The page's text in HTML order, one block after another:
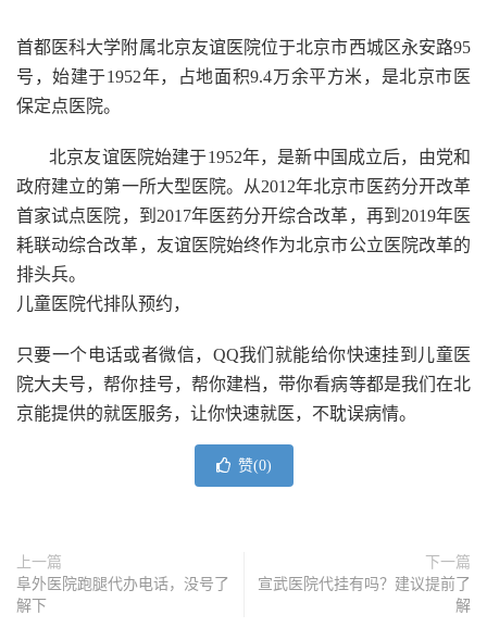
首都医科大学附属北京友谊医院位于北京市西城区永安路95
号，始建于1952年，占地面积9.4万余平方米，是北京市医
保定点医院。
北京友谊医院始建于1952年，是新中国成立后，由党和
政府建立的第一所大型医院。从2012年北京市医药分开改革
首家试点医院，到2017年医药分开综合改革，再到2019年医
耗联动综合改革，友谊医院始终作为北京市公立医院改革的
排头兵。
儿童医院代排队预约，
只要一个电话或者微信，QQ我们就能给你快速挂到儿童医
院大夫号，帮你挂号，帮你建档，带你看病等都是我们在北
京能提供的就医服务，让你快速就医，不耽误病情。
赞(0)
上一篇
阜外医院跑腿代办电话，没号了
解下
下一篇
宣武医院代挂有吗？建议提前了
解